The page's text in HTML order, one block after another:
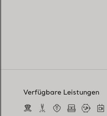
Verfügbare Leistungen